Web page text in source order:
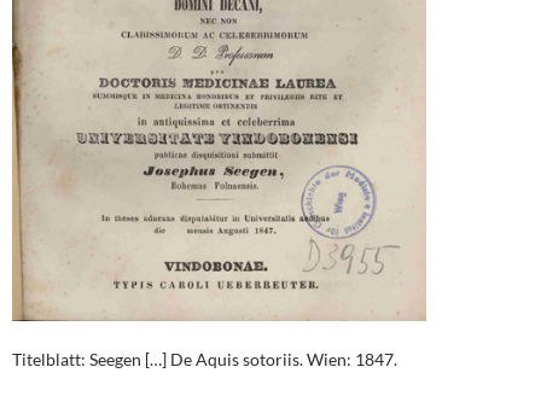
Titelblatt: Seegen […] De Aquis sotoriis. Wien: 1847.